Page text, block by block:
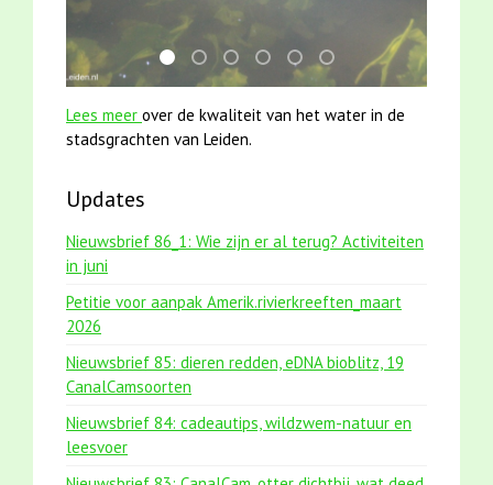
mei2021 watervogelmethode fuut met baars
smoelenboek fifi en karper nieuwsbrief-
jun2021 zaklv 5 snoekje MOOI
jun2021 28 brasem en
mei2021 1 snoekje elly
karper met
Lees meer over de kwaliteit van het water in de
stadsgrachten van Leiden.
Updates
Nieuwsbrief 86_1: Wie zijn er al terug? Activiteiten
in juni
Petitie voor aanpak Amerik.rivierkreeften_maart
2026
Nieuwsbrief 85: dieren redden, eDNA bioblitz, 19
CanalCamsoorten
Nieuwsbrief 84: cadeautips, wildzwem-natuur en
leesvoer